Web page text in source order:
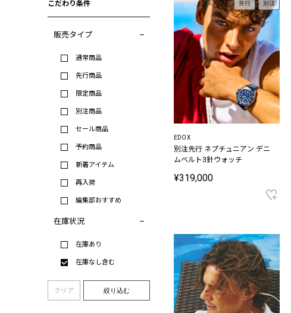
こだわり条件
販売タイプ
通常商品
先行商品
限定商品
別注商品
セール商品
予約商品
新着アイテム
再入荷
編集部おすすめ
在庫状況
在庫あり
在庫なし含む
クリア 絞り込む
先行 別注
EDOX
別注先行 ネプチュニアン デニ
ムベルト3針ウォッチ
¥319,000